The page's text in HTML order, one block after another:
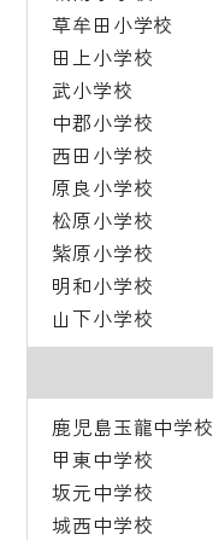
草牟田小学校
田上小学校
武小学校
中郡小学校
西田小学校
原良小学校
松原小学校
紫原小学校
明和小学校
山下小学校
鹿児島玉龍中学校
甲東中学校
坂元中学校
城西中学校